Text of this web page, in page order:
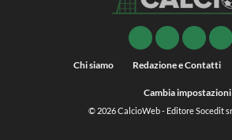
Chi siamo Redazione e Contatti
Cambia
© 2026CalcioWeb- Editore Socedit